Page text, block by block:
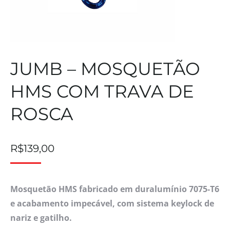
JUMB – MOSQUETÃO
HMS COM TRAVA DE
ROSCA
R$139,00
Mosquetão HMS fabricado em duralumínio 7075-T6
e acabamento impecável, com sistema keylock de
nariz e gatilho.